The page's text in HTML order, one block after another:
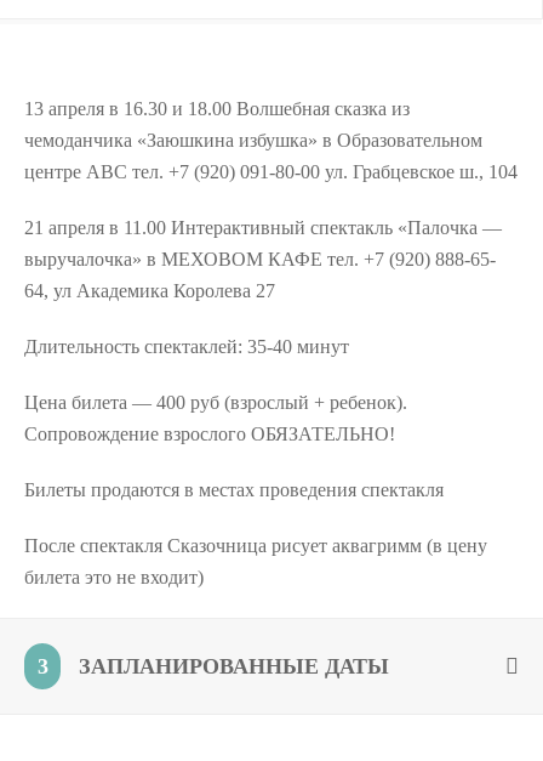
13 апреля в 16.30 и 18.00 Волшебная сказка из
чемоданчика «Заюшкина избушка» в Образовательном
центре АВС тел. +7 (920) 091-80-00 ул. Грабцевское ш., 104
21 апреля в 11.00 Интерактивный спектакль «Палочка —
выручалочка» в МЕХОВОМ КАФЕ тел. +7 (920) 888-65-
64, ул Академика Королева 27
Длительность спектаклей: 35-40 минут
Цена билета — 400 руб (взрослый + ребенок).
Сопровождение взрослого ОБЯЗАТЕЛЬНО!
Билеты продаются в местах проведения спектакля
После спектакля Сказочница рисует аквагримм (в цену
билета это не входит)
3 ЗАПЛАНИРОВАННЫЕ ДАТЫ